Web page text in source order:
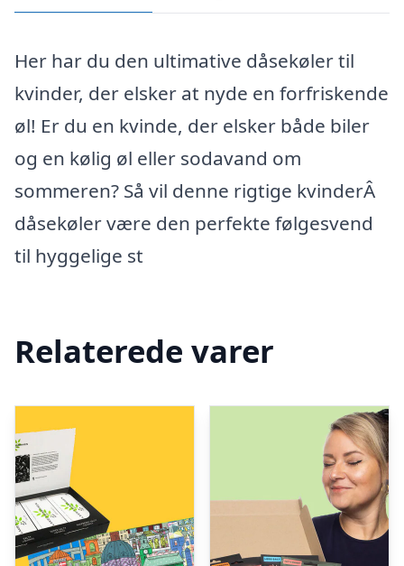
Her har du den ultimative dåsekøler til
kvinder, der elsker at nyde en forfriskende
øl! Er du en kvinde, der elsker både biler
og en kølig øl eller sodavand om
sommeren? Så vil denne rigtige kvinderÂ
dåsekøler være den perfekte følgesvend
til hyggelige st
Relaterede varer